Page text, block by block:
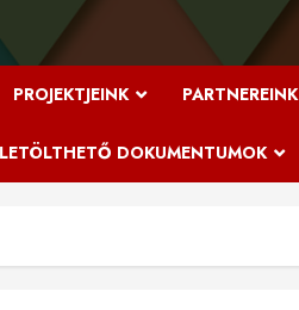
PROJEKTJEINK PARTNEREINK
LETÖLTHETŐ DOKUMENTUMOK